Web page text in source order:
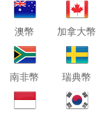
澳幣 加拿大幣
南非幣 瑞典幣